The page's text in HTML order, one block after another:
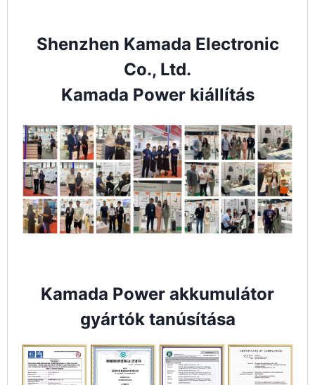
Shenzhen Kamada Electronic
Co., Ltd.
Kamada Power kiállítás
Kamada Power akkumulátor
gyártók tanúsítása